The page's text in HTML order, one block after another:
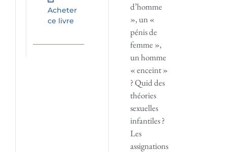
Acheter
ce livre
d’homme
», un «
pénis de
femme »,
un homme
« enceint »
? Quid des
théories
sexuelles
infantiles ?
Les
assignations